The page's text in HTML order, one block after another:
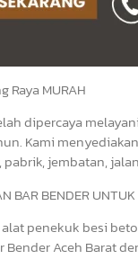
Raya MURAH
dipercaya
Kami
jembatan,
BAR BENDER
penekuk besi
Bender Aceh Barat